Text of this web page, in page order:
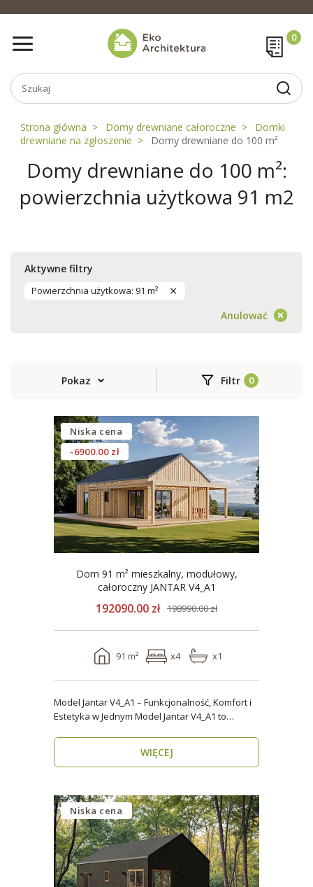
Strona główna Domy drewniane całoroczne
Domki
drewniane na zgłoszenie
Domy drewniane do 100 m²
Domy drewniane do 100 m²:
powierzchnia użytkowa 91 m2
Aktywne filtry
Powierzchnia użytkowa: 91 m²
Anulować
Pokaz Filtr
Niska cena
-6900.00 zł
Dom 91 m² mieszkalny, modułowy,
całoroczny JANTAR V4_A1
192090.00 zł 198990.00 zł
91 m² x4 x1
Model Jantar V4_A1 – Funkcjonalność, Komfort i
Estetyka w Jednym Model Jantar V4_A1 to
WIĘCEJ
Niska cena